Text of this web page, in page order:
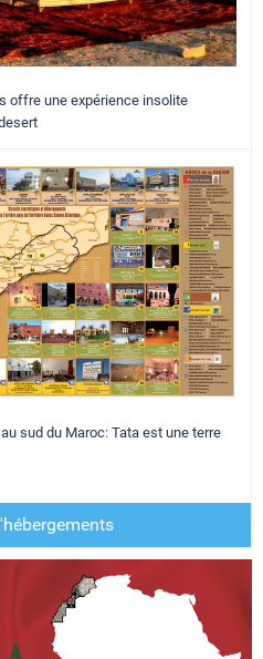
offre une expérience insolite
sud du Maroc: Tata est une terre